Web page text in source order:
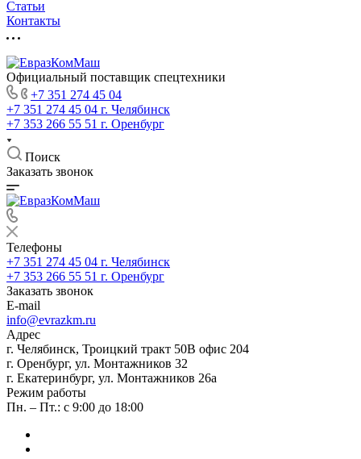
Статьи
Контакты
Официальный поставщик спецтехники
+7 351 274 45 04
+7 351 274 45 04 г. Челябинск
+7 353 266 55 51 г. Оренбург
Поиск
Заказать звонок
Телефоны
+7 351 274 45 04 г. Челябинск
+7 353 266 55 51 г. Оренбург
Заказать звонок
E-mail
info@evrazkm.ru
Адрес
г. Челябинск, Троицкий тракт 50В офис 204
г. Оренбург, ул. Монтажников 32
г. Екатеринбург, ул. Монтажников 26а
Режим работы
Пн. – Пт.: с 9:00 до 18:00